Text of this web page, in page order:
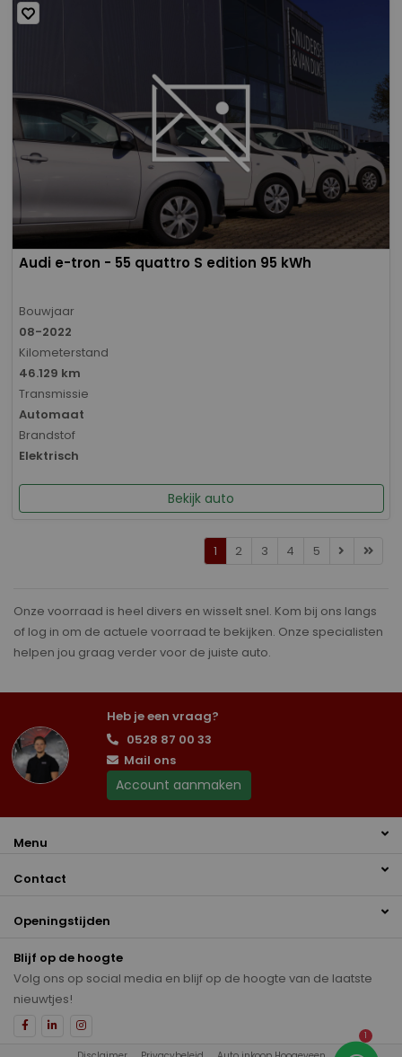
Audi e-tron - 55 quattro S edition 95 kWh
Bouwjaar
08-2022
Kilometerstand
46.129 km
Transmissie
Automaat
Brandstof
Elektrisch
Bekijk auto
1 2 3 4 5
Onze voorraad is heel divers en wisselt snel. Kom bij ons langs
of log in om de actuele voorraad te bekijken. Onze specialisten
helpen jou graag verder voor de juiste auto.
Heb je een vraag?
0528 87 00 33
Mail ons
Account aanmaken
Menu
Contact
Openingstijden
Blijf op de hoogte
Volg ons op social media en blijf op de hoogte van de laatste
nieuwtjes!
1